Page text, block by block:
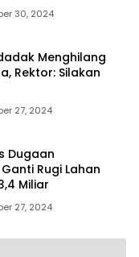
30, 2024
Menghilang
Rektor: Silakan
27, 2024
Dugaan
Rugi Lahan
Miliar
27, 2024